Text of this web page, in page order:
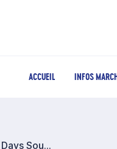
ACCUEIL INFOS
French MRO Days South-East Asia 2027 - Indonésie